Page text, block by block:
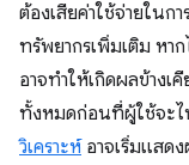
ต้องเสียค่าใช้จ่ายในก
ทรัพยากรเพิ่มเติม หา
อาจทำให้เกิดผลข้างเ
ทั้งหมดก่อนที่ผู้ใช้จะไ
วิเคราะห์อาจเริ่มแสด